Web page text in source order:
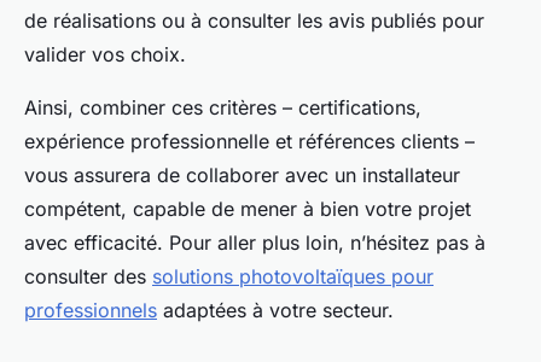
de réalisations ou à consulter les avis publiés pour
valider vos choix.
Ainsi, combiner ces critères – certifications,
expérience professionnelle et références clients –
vous assurera de collaborer avec un installateur
compétent, capable de mener à bien votre projet
avec efficacité. Pour aller plus loin, n’hésitez pas à
consulter des solutions photovoltaïques pour
professionnels adaptées à votre secteur.